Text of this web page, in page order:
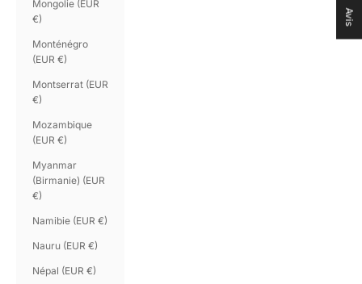
Mongolie (EUR
€)
Monténégro
(EUR €)
Montserrat (EUR
€)
Mozambique
(EUR €)
Myanmar
(Birmanie) (EUR
€)
Namibie (EUR €)
Nauru (EUR €)
Népal (EUR €)
Avis